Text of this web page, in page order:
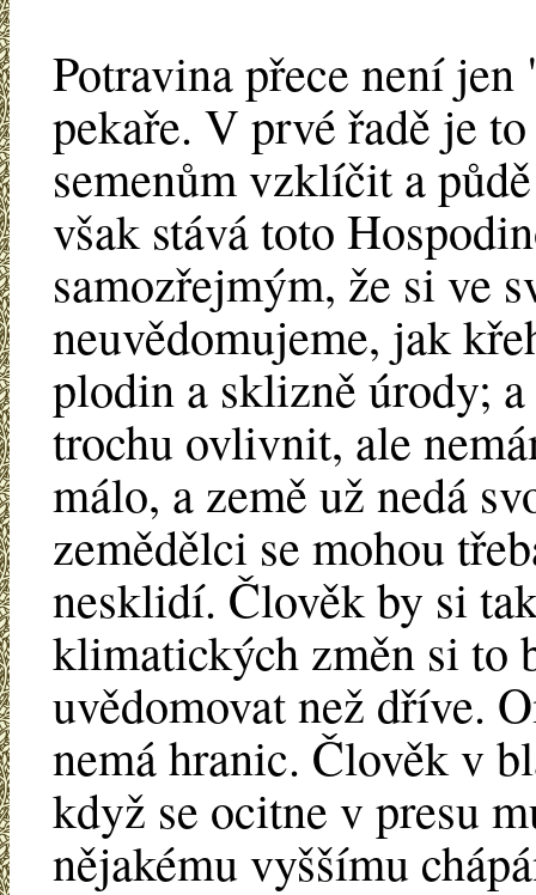
Potravina přece není
pekaře. V prvé řadě je
semenům vzklíčit a
však stává toto
samozřejmým, že si ve
neuvědomujeme, jak
plodin a sklizně úrody;
trochu ovlivnit, ale
málo, a země už nedá
zemědělci se mohou
nesklidí. Člověk by si
klimatických změn si to
uvědomovat než dříve.
nemá hranic. Člověk v
když se ocitne v presu
nějakému vyššímu